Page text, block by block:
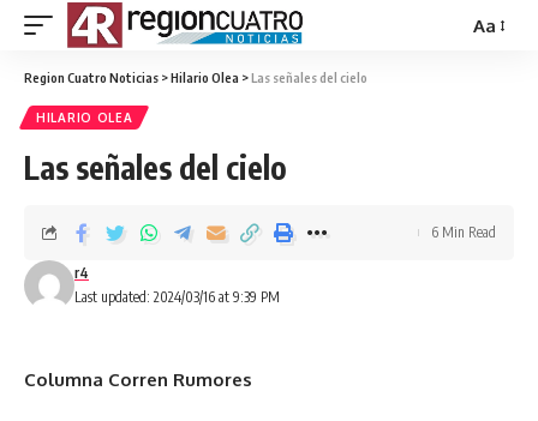
Aa
Region Cuatro Noticias >Hilario Olea >Las señales del cielo
HILARIO OLEA
Las señales del cielo
Last updated: 2024/03/16 at 9:39 PM
r4
6 Min Read
Columna Corren Rumores